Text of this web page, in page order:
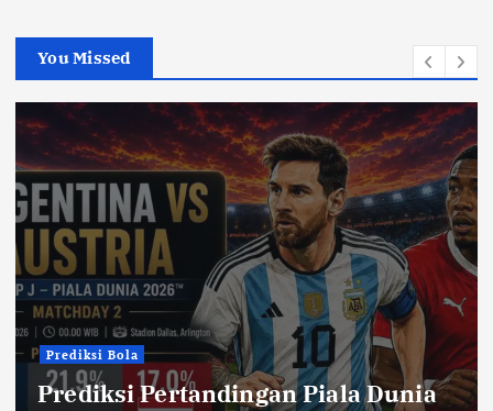
You Missed
Prediksi Bola
Prediksi Pertandingan Piala Dunia